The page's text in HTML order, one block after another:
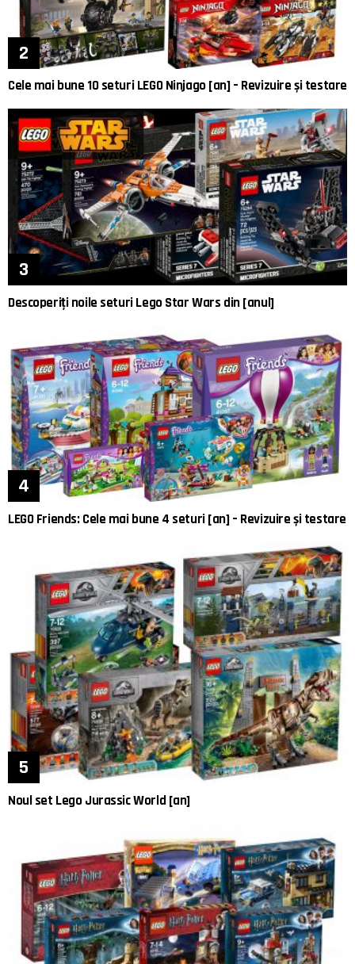
Cele mai bune 10 seturi LEGO Ninjago [an] – Revizuire și testare
Descoperiți noile seturi Lego Star Wars din [anul]
LEGO Friends: Cele mai bune 4 seturi [an] – Revizuire și testare
Noul set Lego Jurassic World [an]